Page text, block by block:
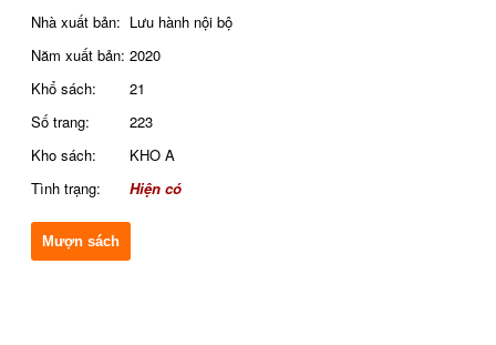
Nhà xuất bản: Lưu hành nội bộ
Năm xuất bản: 2020
Khổ sách:
21
Số trang:
223
Kho sách:
KHO A
Tình trạng:
Hiện có
Mượn sách